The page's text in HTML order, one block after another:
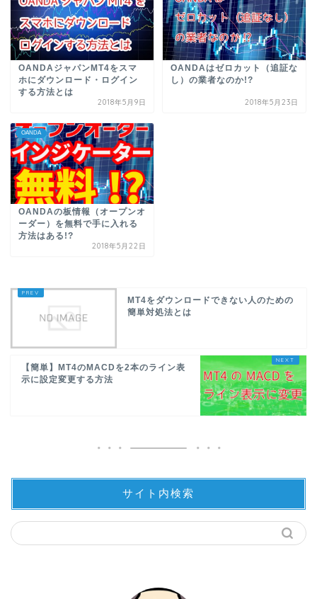
OANDAジャパンMT4をスマ
ホにダウンロード・ログイン
する方法とは
2018年5月9日
OANDAはゼロカット（追証な
し）の業者なのか!?
2018年5月23日
OANDA
OANDAの板情報（オープンオ
ーダー）を無料で手に入れる
方法はある!?
2018年5月22日
MT4をダウンロードできない人のための
簡単対処法とは
【簡単】MT4のMACDを2本のライン表
示に設定変更する方法
サイト内検索